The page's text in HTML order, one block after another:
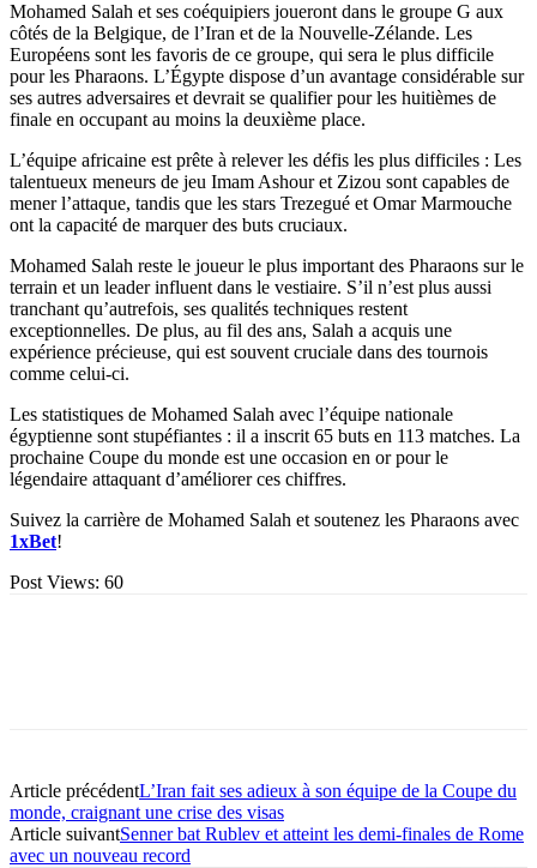
Mohamed Salah et ses coéquipiers joueront dans le groupe G aux
côtés de la Belgique, de l’Iran et de la Nouvelle-Zélande. Les
Européens sont les favoris de ce groupe, qui sera le plus difficile
pour les Pharaons. L’Égypte dispose d’un avantage considérable sur
ses autres adversaires et devrait se qualifier pour les huitièmes de
finale en occupant au moins la deuxième place.
L’équipe africaine est prête à relever les défis les plus difficiles : Les
talentueux meneurs de jeu Imam Ashour et Zizou sont capables de
mener l’attaque, tandis que les stars Trezegué et Omar Marmouche
ont la capacité de marquer des buts cruciaux.
Mohamed Salah reste le joueur le plus important des Pharaons sur le
terrain et un leader influent dans le vestiaire. S’il n’est plus aussi
tranchant qu’autrefois, ses qualités techniques restent
exceptionnelles. De plus, au fil des ans, Salah a acquis une
expérience précieuse, qui est souvent cruciale dans des tournois
comme celui-ci.
Les statistiques de Mohamed Salah avec l’équipe nationale
égyptienne sont stupéfiantes : il a inscrit 65 buts en 113 matches. La
prochaine Coupe du monde est une occasion en or pour le
légendaire attaquant d’améliorer ces chiffres.
Suivez la carrière de Mohamed Salah et soutenez les Pharaons avec
1xBet!
Post Views: 60
Article précédentL’Iran fait ses adieux à son équipe de la Coupe du
monde, craignant une crise des visas
Article suivantSenner bat Rublev et atteint les demi-finales de Rome
avec un nouveau record